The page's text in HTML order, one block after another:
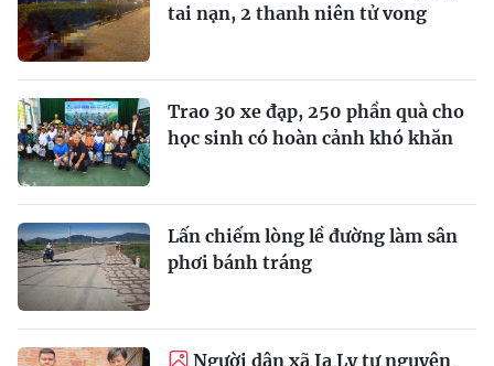
tai nạn, 2 thanh niên tử vong
Trao 30 xe đạp, 250 phần quà cho
học sinh có hoàn cảnh khó khăn
Lấn chiếm lòng lề đường làm sân
phơi bánh tráng
Người dân xã Ia Ly tự nguyện